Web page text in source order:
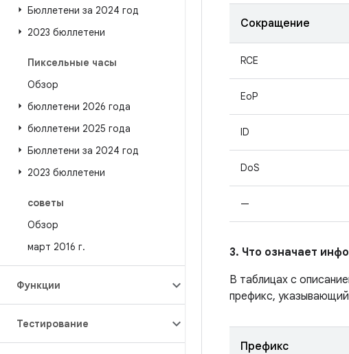
Бюллетени за 2024 год
2023 бюллетени
Пиксельные часы
Обзор
бюллетени 2026 года
бюллетени 2025 года
Бюллетени за 2024 год
2023 бюллетени
советы
Обзор
март 2016 г.
Функции
Тестирование
Сокращение
RCE
EoP
ID
DoS
—
3. Что означает
В таблицах с
префикс,
Префикс